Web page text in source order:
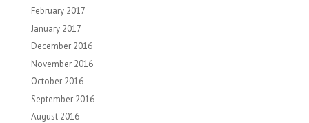
February 2017
January 2017
December 2016
November 2016
October 2016
September 2016
August 2016